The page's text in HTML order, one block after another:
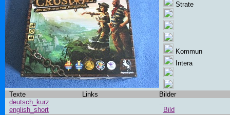
Strate
Kommun
Intera
Texte Links
Bilder
deutsch_kurz
english_short
...
Bild